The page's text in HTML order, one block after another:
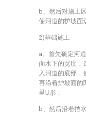
b、然后对施工
使河道的护坡面
2)基础施工
a、首先确定河
面水下的宽度，
入河道的底部，
再沿着护坡面的
呈U形；
b、然后沿着挡